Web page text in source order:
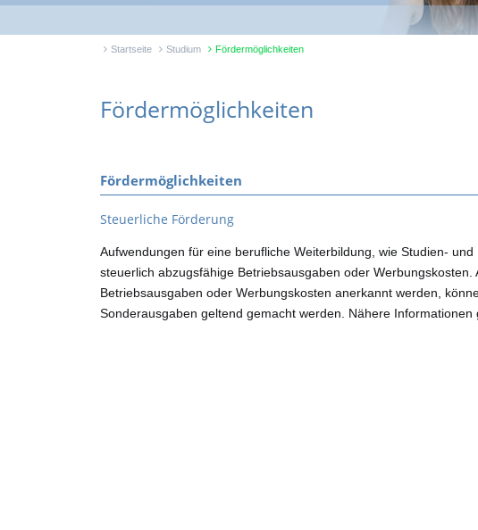
Startseite Studium Fördermöglichkeiten
Fördermöglichkeiten
Fördermöglichkeiten
Steuerliche Förderung
Aufwendungen für eine berufliche Weiterbildung, wie Studien-
steuerlich abzugsfähige Betriebsausgaben oder
Betriebsausgaben oder Werbungskosten anerkannt werden,
Sonderausgaben geltend gemacht werden. Nähere